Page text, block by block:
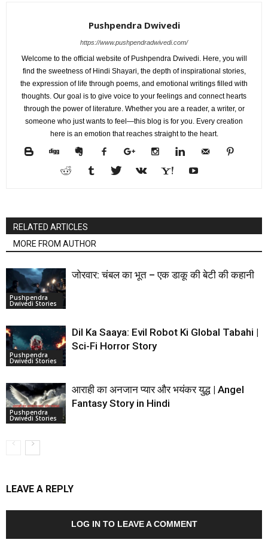
Pushpendra Dwivedi
https://www.pushpendradwivedi.com/
Welcome to the official website of Pushpendra Dwivedi. Here, you will
find the sweetness of Hindi Shayari, the depth of inspirational stories,
the expression of life through poems, and emotional writings filled with
thoughts. Our goal is to give voice to your feelings and connect hearts
through the power of literature. Whether you are a reader, a writer, or
someone who just wants to feel—this blog is for you. Every creation
here is an emotion that reaches straight to the heart.
RELATED ARTICLES
MORE FROM AUTHOR
Pushpendra
Dwivedi Stories
जोरवार: चंबल का भूत – एक डाकू की बेटी की कहानी
Pushpendra
Dwivedi Stories
Dil Ka Saaya: Evil Robot Ki Global Tabahi |
Sci-Fi Horror Story
Pushpendra
Dwivedi Stories
आराही का अनजान प्यार और भयंकर युद्ध | Angel
Fantasy Story in Hindi
LEAVE A REPLY
LOG IN TO LEAVE A COMMENT